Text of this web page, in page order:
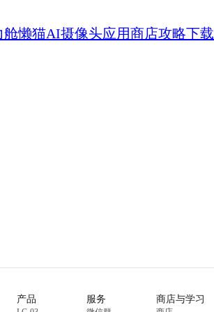
舱懒猫AI摄像头应用商店攻略下载
产品 服务 商店与学习